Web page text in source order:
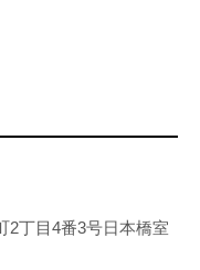
丁目4番3号日本橋室